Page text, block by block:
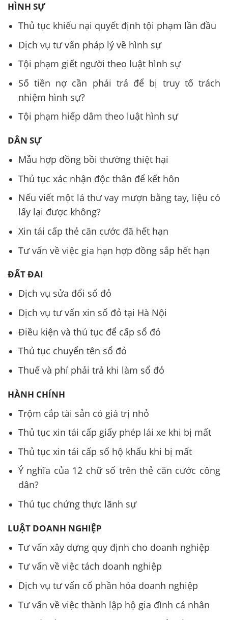
HÌNH SỰ
Thủ tục khiếu nại quyết định tội phạm lần đầu
Dịch vụ tư vấn pháp lý về hình sự
Tội phạm giết người theo luật hình sự
Số tiền nợ cần phải trả để bị truy tố trách
nhiệm hình sự?
Tội phạm hiếp dâm theo luật hình sự
DÂN SỰ
Mẫu hợp đồng bồi thường thiệt hại
Thủ tục xác nhận độc thân để kết hôn
Nếu viết một lá thư vay mượn bằng tay, liệu có
lấy lại được không?
Xin tái cấp thẻ căn cước đã hết hạn
Tư vấn về việc gia hạn hợp đồng sắp hết hạn
ĐẤT ĐAI
Dịch vụ sửa đổi sổ đỏ
Dịch vụ tư vấn xin sổ đỏ tại Hà Nội
Điều kiện và thủ tục để cấp sổ đỏ
Thủ tục chuyển tên sổ đỏ
Thuế và phí phải trả khi làm sổ đỏ
HÀNH CHÍNH
Trộm cắp tài sản có giá trị nhỏ
Thủ tục xin tái cấp giấy phép lái xe khi bị mất
Thủ tục xin tái cấp sổ hộ khẩu khi bị mất
Ý nghĩa của 12 chữ số trên thẻ căn cước công
dân?
Thủ tục chứng thực lãnh sự
LUẬT DOANH NGHIỆP
Tư vấn xây dựng quy định cho doanh nghiệp
Tư vấn về việc tách doanh nghiệp
Dịch vụ tư vấn cổ phần hóa doanh nghiệp
Tư vấn về việc thành lập hộ gia đình cá nhân